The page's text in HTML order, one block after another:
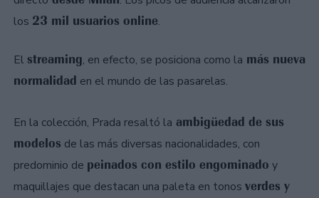
los 23 mil usuarios online.
El streaming, en efecto, se posiciona como la más nueva
normalidad en el mundo de las pasarelas.
En la colección, Prada resaltó la ambigüedad de sus
modelos de las más diversas nacionalidades, con
predominio de peinados con estilo engominado y
maquillajes que destacan una paleta en tonos verdes y